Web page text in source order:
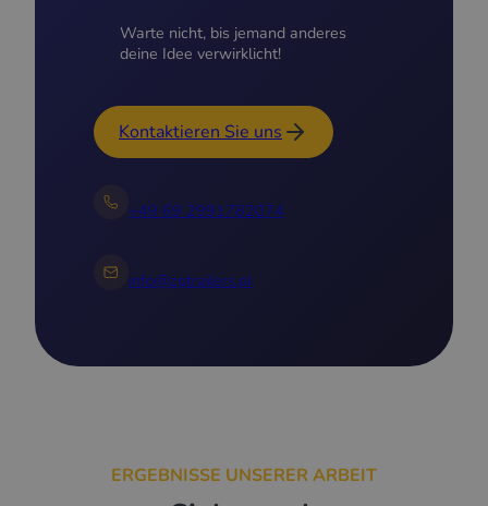
Warte nicht, bis jemand anderes
deine Idee verwirklicht!
Kontaktieren Sie uns
+49 69 2991782074
info@zptrailers.pl
ERGEBNISSE UNSERER ARBEIT